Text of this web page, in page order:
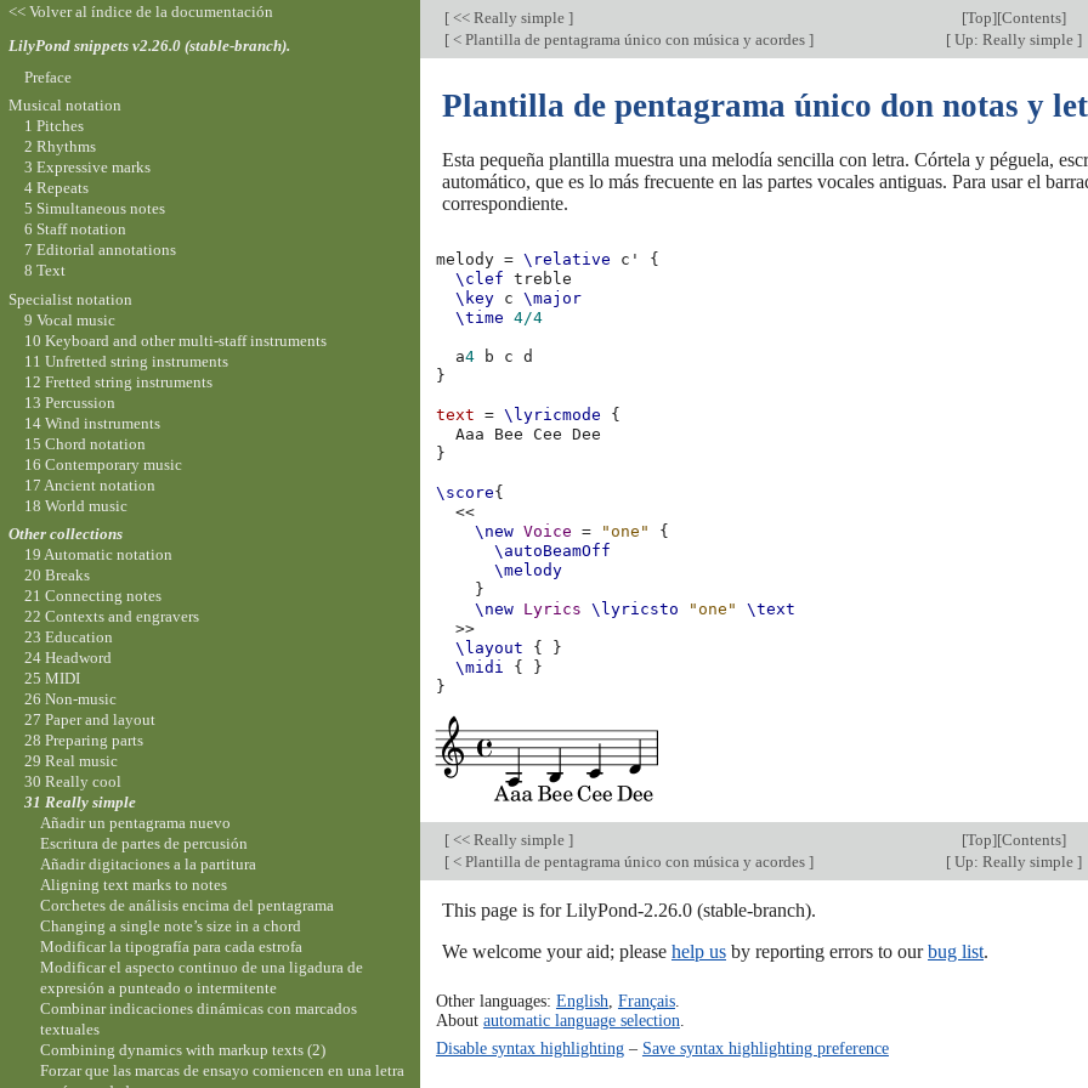
[ << Really simple ] [Top][Contents]
[ < Plantilla de pentagrama único con música y acordes ] [Up: Really simple ]
Plantilla de pentagrama único don notas y
Esta pequeña plantilla muestra una melodía sencilla con letra. Córtela y péguela,
automático, que es lo más frecuente en las partes vocales antiguas. Para usar el
correspondiente.
melody = \relative c'
{
\clef
treble
\key c
\major
\time
4/4
a4 b c
d
}
text = \lyricmode
{
Aaa
Bee Cee
}
\score{
<<
\new Voice = "one"
{
\autoBeamOff
\melody
}
\new Lyrics \lyricsto "one"
\text
>>
\layout
{
}
\midi
{
}
}
[ << Really simple ] [Top][Contents]
[ < Plantilla de pentagrama único con música y acordes ] [Up: Really simple ]
This page is for LilyPond-2.26.0 (stable-branch).
We welcome your aid; please help us by reporting errors to ourbug list.
Other languages: English Français.
About automatic language selection
Disable syntax highlighting– Save syntax highlighting preference
<< Volver al índice de la documentación
LilyPond snippets v2.26.0 (stable-branch).
Preface
Musical notation
1 Pitches
2 Rhythms
3 Expressive marks
4 Repeats
5 Simultaneous notes
6 Staff notation
7 Editorial annotations
8 Text
Specialist notation
9 Vocal music
10 Keyboard and other multi-staff instruments
11 Unfretted string instruments
12 Fretted string instruments
13 Percussion
14 Wind instruments
15 Chord notation
16 Contemporary music
17 Ancient notation
18 World music
Other collections
19 Automatic notation
20 Breaks
21 Connecting notes
22 Contexts and engravers
23 Education
24 Headword
25 MIDI
26 Non-music
27 Paper and layout
28 Preparing parts
29 Real music
30 Really cool
31 Really simple
Añadir un pentagrama nuevo
Escritura de partes de percusión
Añadir digitaciones a la partitura
Aligning text marks to notes
Corchetes de análisis encima del pentagrama
Changing a single note’s size in a chord
Modificar la tipografía para cada estrofa
Modificar el aspecto continuo de una ligadura de
expresión a punteado o intermitente
Combinar indicaciones dinámicas con marcados
textuales
Combining dynamics with markup texts (2)
Forzar que las marcas de ensayo comiencen en una letra